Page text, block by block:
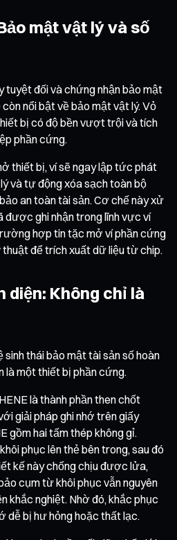
mật vật lý và số
tuyệt đối và chứng nhận bảo mật
còn nổi bật về bảo mật vật lý. Vỏ
bị có độ bền vượt trội và tích
phần cứng.
thiết bị, ví sẽ ngay lập tức phát
và tự động xóa sạch toàn bộ
an toàn tài sản. Cơ chế này xử
được ghi nhận trong lĩnh vực ví
hợp tin tặc mở ví phần cứng
để trích xuất dữ liệu từ chip.
diện: Không chỉ là
sinh thái bảo mật tài sản số hoàn
là một thiết bị phần cứng.
là thành phần then chốt
giải pháp ghi nhớ trên giấy
gồm hai tấm thép không gỉ.
phục lên thẻ bên trong, sau đó
kế này chống chịu được lửa,
cụm từ khôi phục vẫn nguyên
khắc nghiệt. Nhờ đó, khắc phục
dễ bị hư hỏng hoặc thất lạc.